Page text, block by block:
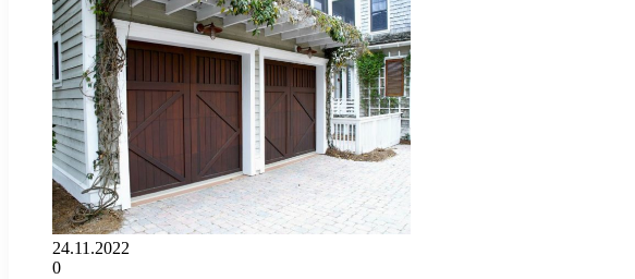
24.11.2022
0